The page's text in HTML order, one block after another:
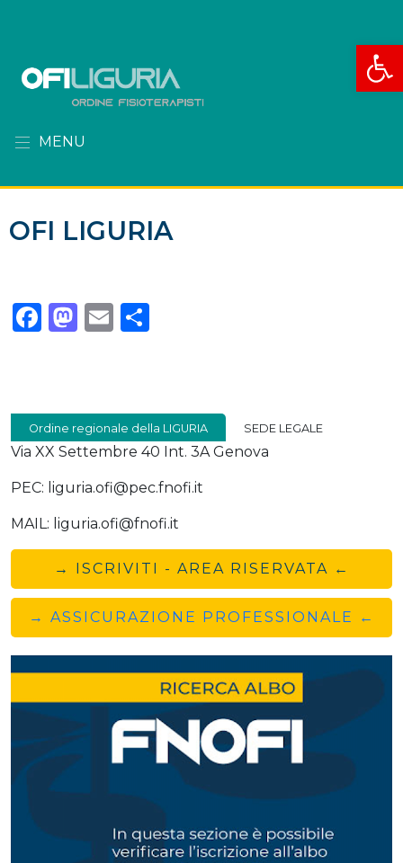
Apri
MENU
OFI LIGURIA
Facebook
Mastodon
Email
Ordine regionale della LIGURIA SEDE LEGALE
Via XX Settembre 40 Int. 3A Genova
PEC: liguria.ofi@pec.fnofi.it
MAIL: liguria.ofi@fnofi.it
→ ISCRIVITI - AREA RISERVATA ←
→ ASSICURAZIONE PROFESSIONALE ←